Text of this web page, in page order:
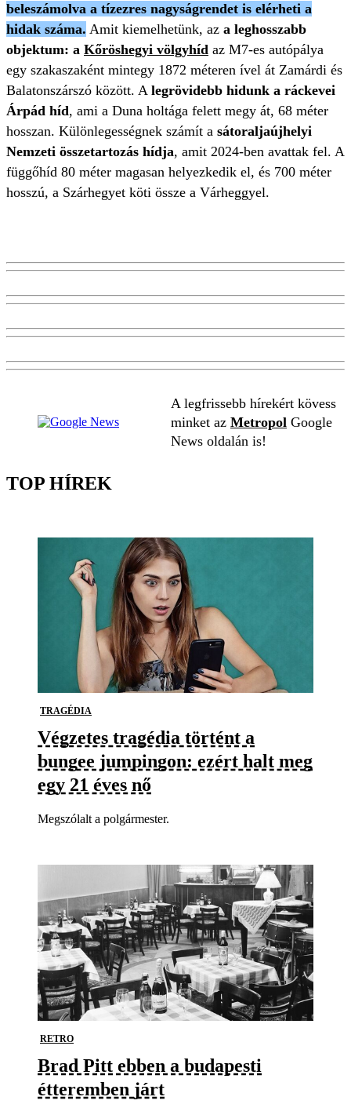
beleszámolva a tízezres nagyságrendet is elérheti a
hidak száma. Amit kiemelhetünk, az a leghosszabb
objektum: a Kőröshegyi völgyhíd az M7-es autópálya
egy szakaszaként mintegy 1872 méteren ível át Zamárdi és
Balatonszárszó között. A legrövidebb hidunk a ráckevei
Árpád híd, ami a Duna holtága felett megy át, 68 méter
hosszan. Különlegességnek számít a sátoraljaújhelyi
Nemzeti összetartozás hídja, amit 2024-ben avattak fel. A
függőhíd 80 méter magasan helyezkedik el, és 700 méter
hosszú, a Szárhegyet köti össze a Várheggyel.
A legfrissebb hírekért kövess
minket az Metropol Google
News oldalán is!
TOP HÍREK
TRAGÉDIA
Végzetes tragédia történt a
bungee jumpingon: ezért halt meg
egy 21 éves nő
Megszólalt a polgármester.
RETRO
Brad Pitt ebben a budapesti
étteremben járt